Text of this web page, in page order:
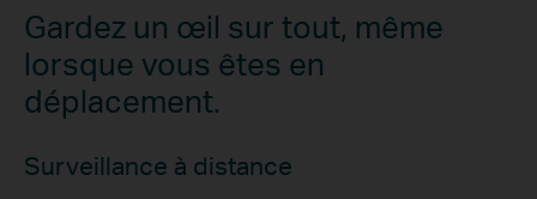
Gardez un œil sur tout, même
lorsque vous êtes en
déplacement.
Surveillance à distance